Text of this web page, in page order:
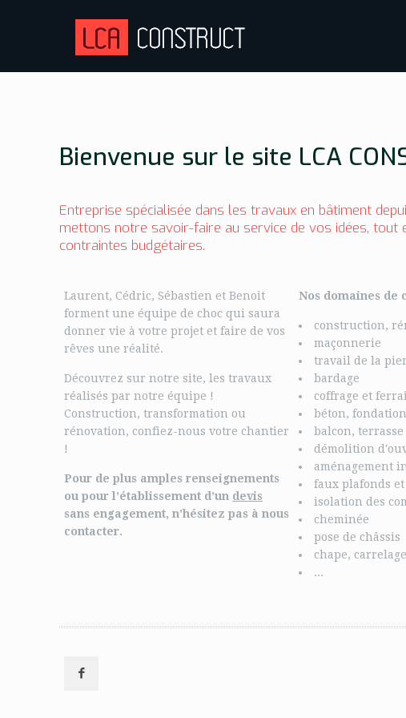
Bienvenue sur le site LCA
Entreprise spécialisée dans les travaux en bâtiment
mettons notre savoir-faire au service de vos idées, tout
contraintes budgétaires.
Laurent, Cédric, Sébastien et Benoit
forment une équipe de choc qui saura
donner vie à votre projet et faire de vos
rêves une réalité.
Découvrez sur notre site, les travaux
réalisés par notre équipe !
Construction, transformation ou
rénovation, confiez-nous votre chantier
!
Pour de plus amples renseignements
ou pour l’établissement d’un devis
sans engagement, n’hésitez pas à nous
contacter.
Nos domaines de
construction,
maçonnerie
travail de la
bardage
coffrage et
béton,
balcon, terrasse
démolition
aménagement
faux plafonds
isolation des
cheminée
pose de châssis
chape,
...